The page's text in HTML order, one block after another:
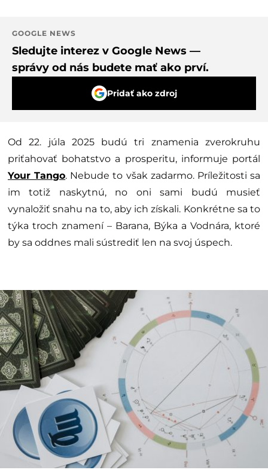
GOOGLE NEWS
Sledujte interez v Google News —
správy od nás budete mať ako prví.
Pridať ako zdroj
Od 22. júla 2025 budú tri znamenia zverokruhu
priťahovať bohatstvo a prosperitu, informuje portál
Your Tango. Nebude to však zadarmo. Príležitosti sa
im totiž naskytnú, no oni sami budú musieť
vynaložiť snahu na to, aby ich získali. Konkrétne sa to
týka troch znamení – Barana, Býka a Vodnára, ktoré
by sa oddnes mali sústrediť len na svoj úspech.